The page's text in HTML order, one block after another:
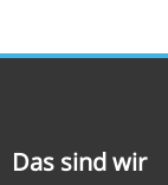
Das sind wir